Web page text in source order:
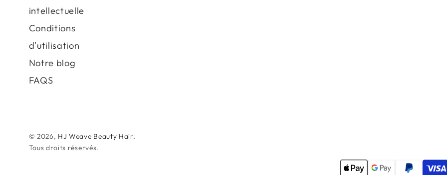
intellectuelle
Conditions
d'utilisation
Notre blog
FAQS
© 2026, HJ Weave Beauty Hair.
Tous droits réservés.